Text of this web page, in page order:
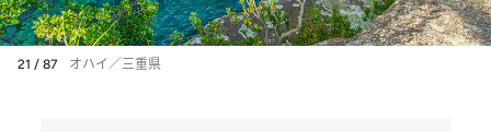
21 / 87 オハイ／三重県